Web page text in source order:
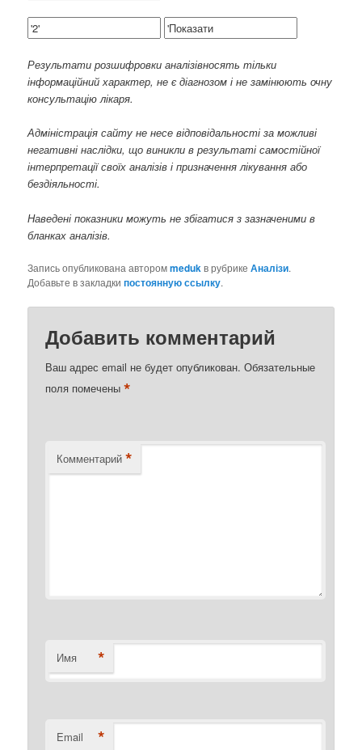
Результати розшифровки аналізівносять тільки
інформаційний характер, не є діагнозом і не замінюють очну
консультацію лікаря.
Адміністрація сайту не несе відповідальності за можливі
негативні наслідки, що виникли в результаті самостійної
інтерпретації своїх аналізів і призначення лікування або
бездіяльності.
Наведені показники можуть не збігатися з зазначеними в
бланках аналізів.
Запись опубликована авторомmedukв рубрикеАналізи.
Добавьте в закладкипостоянную ссылку.
Добавить комментарий
Ваш адрес email не будет опубликован. Обязательные
поля помечены*
Комментарий *
Имя *
Email *